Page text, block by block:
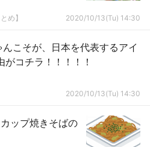
め】 2020/10/13(Tu) 14:30
んこそが、日本を代表するアイ
がコチラ！！！！！
2020/10/13(Tu) 14:30
ップ焼きそばの